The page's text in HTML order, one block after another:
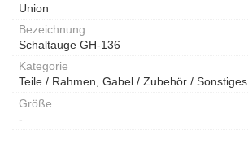
Union
Bezeichnung
Schaltauge GH-136
Kategorie
Teile / Rahmen, Gabel / Zubehör / Sonstiges
Größe
-